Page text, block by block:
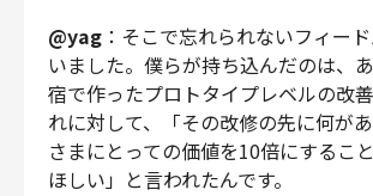
@yag ：そこで忘れられないフィー
いました。僕らが持ち込んだのは、
宿で作ったプロトタイプレベルの改
れに対して、「その改修の先に何が
さまにとっての価値を10倍にするこ
ほしい」と言われたんです。